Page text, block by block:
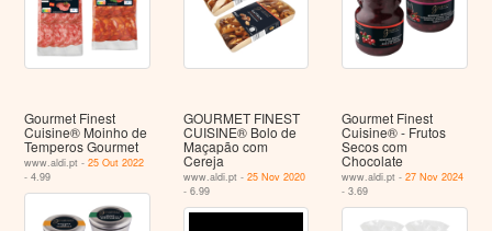
Gourmet Finest
Cuisine® Moinho de
Temperos Gourmet
www.aldi.pt -25 Out 2022
- 4.99
GOURMET FINEST
CUISINE® Bolo de
Maçapão com
Cereja
www.aldi.pt - 25 Nov 2020
- 6.99
Gourmet Finest
Cuisine® - Frutos
Secos com
Chocolate
www.aldi.pt -27 Nov 2024
- 3.69